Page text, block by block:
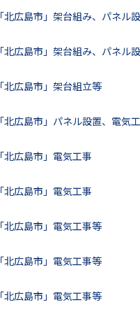
「北広島市」架台組み、パネル
「北広島市」架台組み、パネル
「北広島市」架台組立等
「北広島市」パネル設置、電気
「北広島市」電気工事
「北広島市」電気工事
「北広島市」電気工事等
「北広島市」電気工事等
「北広島市」電気工事等